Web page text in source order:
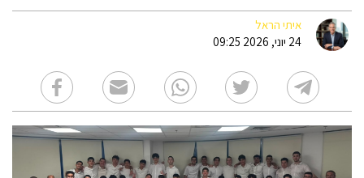
איתי הראל
24 יוני, 2026 09:25